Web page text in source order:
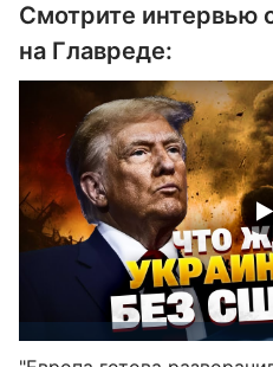
Смотрите
на Главреде: